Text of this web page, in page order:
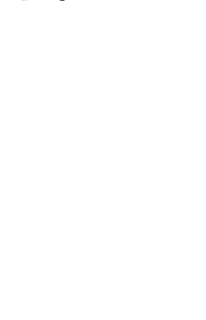
(月)発売～常温で1年保存可能。